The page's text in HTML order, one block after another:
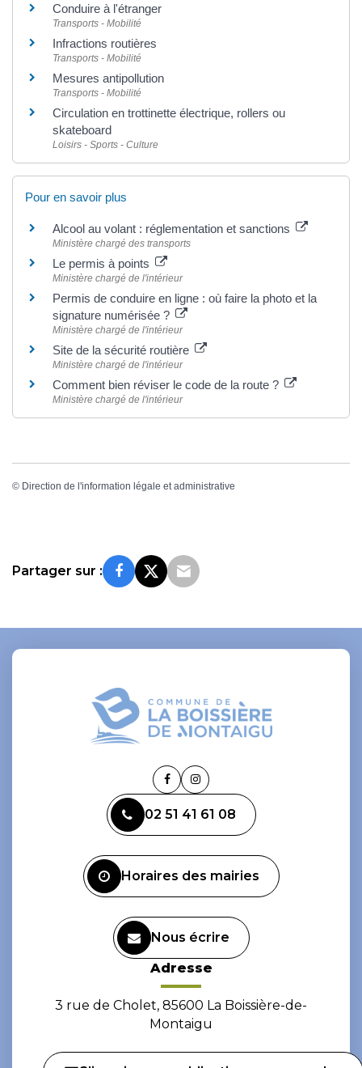
Conduire à l'étranger
Transports - Mobilité
Infractions routières
Transports - Mobilité
Mesures antipollution
Transports - Mobilité
Circulation en trottinette électrique, rollers ou
skateboard
Loisirs - Sports - Culture
Pour en savoir plus
Alcool au volant : réglementation et sanctions
Ministère chargé des transports
Le permis à points
Ministère chargé de l'intérieur
Permis de conduire en ligne : où faire la photo et la
signature numérisée ?
Ministère chargé de l'intérieur
Site de la sécurité routière
Ministère chargé de l'intérieur
Comment bien réviser le code de la route ?
Ministère chargé de l'intérieur
© Direction de l'information légale et administrative
Partager sur :
Lien
le
compte
Lien
le
compte
02 51 41 61 08
Horaires des mairies
Nous écrire
Adresse
3 rue de Cholet, 85600 La Boissière-de-
Montaigu